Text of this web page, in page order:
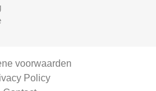
voorwaarden
Policy